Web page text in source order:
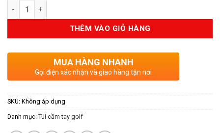
Số lượng
THÊM VÀO GIỎ HÀNG
MUA HÀNG NHANH
Gọi điện xác nhận và giao hàng tận nơi
SKU: Không áp dụng
Danh mục: Túi cầm tay golf